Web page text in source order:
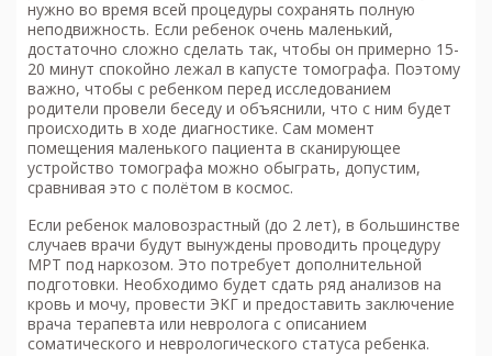
нужно во время всей процедуры сохранять полную
неподвижность. Если ребенок очень маленький,
достаточно сложно сделать так, чтобы он примерно 15-
20 минут спокойно лежал в капусте томографа. Поэтому
важно, чтобы с ребенком перед исследованием
родители провели беседу и объяснили, что с ним будет
происходить в ходе диагностике. Сам момент
помещения маленького пациента в сканирующее
устройство томографа можно обыграть, допустим,
сравнивая это с полётом в космос.
Если ребенок маловозрастный (до 2 лет), в большинстве
случаев врачи будут вынуждены проводить процедуру
МРТ под наркозом. Это потребует дополнительной
подготовки. Необходимо будет сдать ряд анализов на
кровь и мочу, провести ЭКГ и предоставить заключение
врача терапевта или невролога с описанием
соматического и неврологического статуса ребенка.